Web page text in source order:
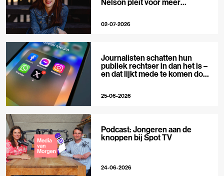
02-07-2026
Journalisten schatten hun
publiek rechtser in dan het is –
en dat lijkt mede te komen door
25-06-2026
Podcast: Jongeren aan de
knoppen bij Spot TV
24-06-2026